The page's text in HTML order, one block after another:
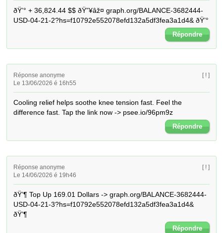
ðŸ’° + 36,824.44 $$ ðŸ”¥âž¤ graph.org/BALANCE-3682444-
USD-04-21-2?hs=f10792e552078efd132a5df3fea3a1d4& ðŸ’°
Répondre
Réponse anonyme
Le 13/06/2026 é 16h55
[ ! ]
Cooling relief helps soothe knee tension fast. Feel the
difference fast. Tap the link now -> psee.io/96pm9z
Répondre
Réponse anonyme
Le 14/06/2026 é 19h46
[ ! ]
ðŸ’¶ Top Up 169.01 Dollars -> graph.org/BALANCE-3682444-
USD-04-21-3?hs=f10792e552078efd132a5df3fea3a1d4&
ðŸ’¶
Répondre